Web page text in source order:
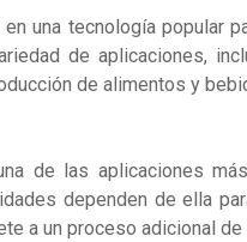
una tecnología popular
de aplicaciones,
de alimentos y
de las aplicaciones
dependen de ella
a un proceso adicional